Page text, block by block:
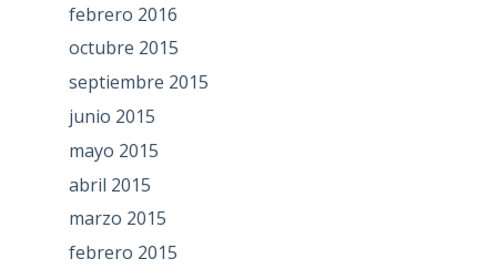
febrero 2016
octubre 2015
septiembre 2015
junio 2015
mayo 2015
abril 2015
marzo 2015
febrero 2015